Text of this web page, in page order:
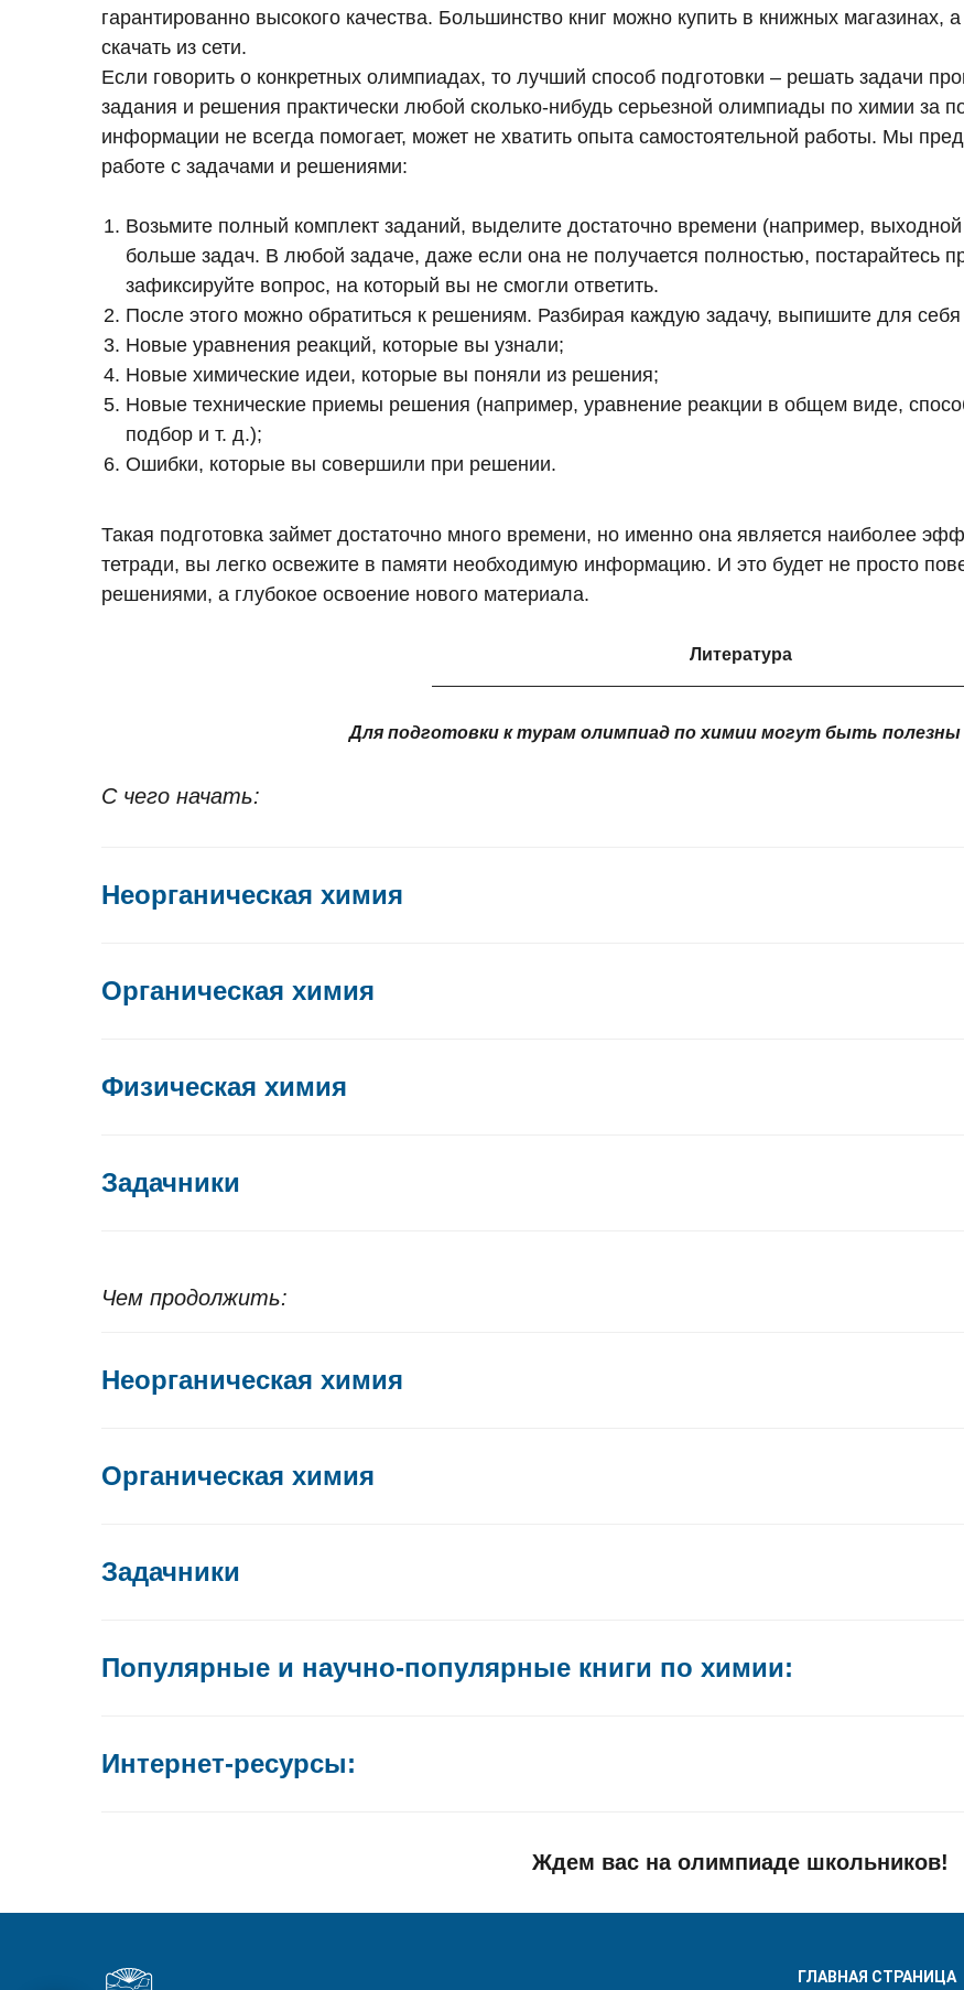
гарантированно высокого качества. Большинство книг можно купить в книжных магазинах,
скачать из сети.
Если говорить о конкретных олимпиадах, то лучший способ подготовки – решать задачи
задания и решения практически любой сколько-нибудь серьезной олимпиады по химии за
информации не всегда помогает, может не хватить опыта самостоятельной работы. Мы
работе с задачами и решениями:
Возьмите полный комплект заданий, выделите достаточно времени (например,
больше задач. В любой задаче, даже если она не получается полностью, постарайтесь
зафиксируйте вопрос, на который вы не смогли ответить.
После этого можно обратиться к решениям. Разбирая каждую задачу, выпишите для себя
Новые уравнения реакций, которые вы узнали;
Новые химические идеи, которые вы поняли из решения;
Новые технические приемы решения (например, уравнение реакции в общем виде,
подбор и т. д.);
Ошибки, которые вы совершили при решении.
Такая подготовка займет достаточно много времени, но именно она является наиболее
тетради, вы легко освежите в памяти необходимую информацию. И это будет не просто
решениями, а глубокое освоение нового материала.
Литература
Для подготовки к турам олимпиад по химии могут быть
С чего начать:
Неорганическая химия
Органическая химия
Физическая химия
Задачники
Чем продолжить:
Неорганическая химия
Органическая химия
Задачники
Популярные и научно-популярные книги по химии:
Интернет-ресурсы:
Ждем вас на олимпиаде школьников!
ГЛАВНАЯ СТРАНИЦА